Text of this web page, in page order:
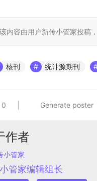
该内容由用户新传小管家投
核刊 统计源期刊
0 Generate poster
作者
管家编辑组长